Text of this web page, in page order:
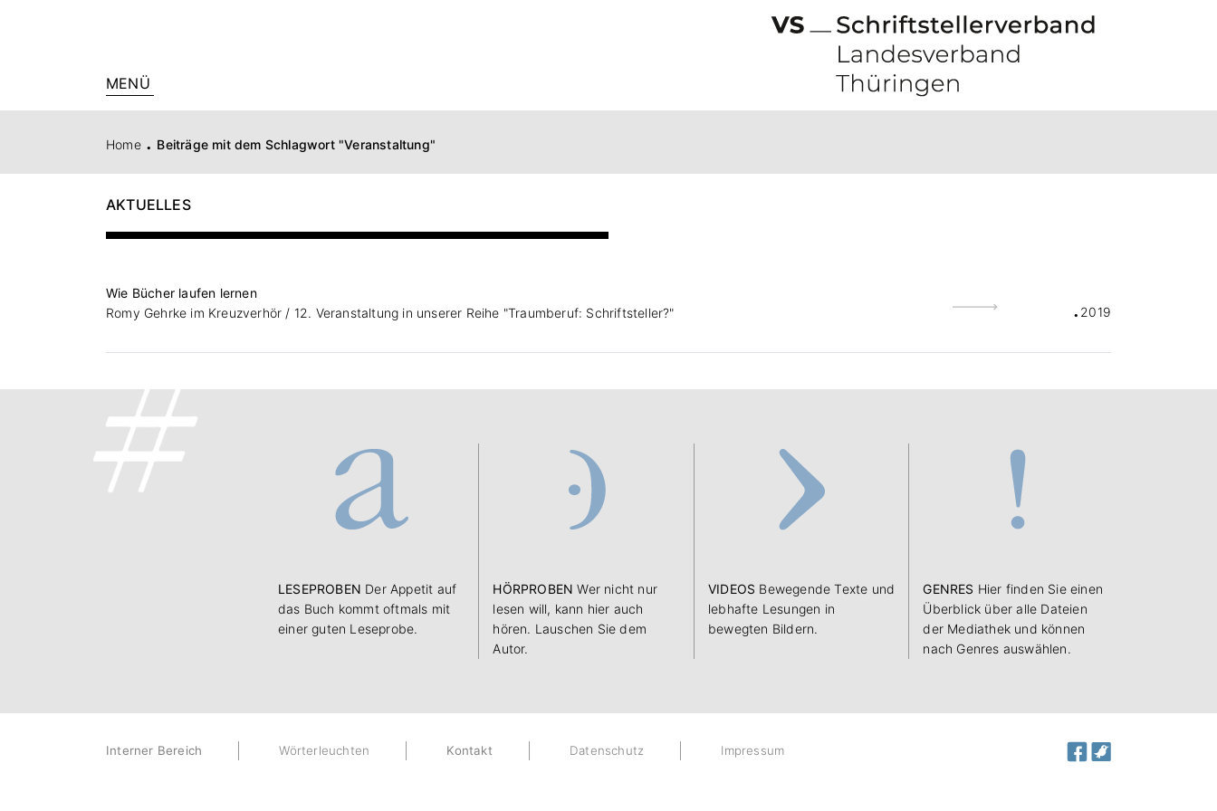
MENÜ
Home . Beiträge mit dem Schlagwort "Veranstaltung"
AKTUELLES
Wie Bücher laufen lernen
Romy Gehrke im Kreuzverhör / 12. Veranstaltung in unserer Reihe "Traumberuf: Schriftsteller?"
. 2019
LESEPROBEN Der Appetit auf
das Buch kommt oftmals mit
einer guten Leseprobe.
HÖRPROBEN Wer nicht nur
lesen will, kann hier auch
hören. Lauschen Sie dem
Autor.
VIDEOS Bewegende Texte und
lebhafte Lesungen in
bewegten Bildern.
GENRES Hier finden Sie einen
Überblick über alle Dateien
der Mediathek und können
nach Genres auswählen.
Interner Bereich Wörterleuchten Kontakt Datenschutz Impressum